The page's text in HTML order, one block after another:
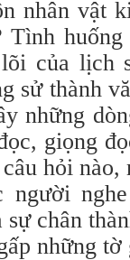
nhân vật
Tình
của lịch
sử thành
những
giọng
hỏi
người
chân
những